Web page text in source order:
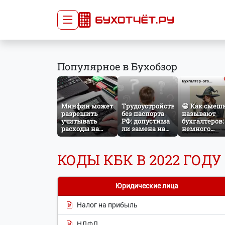
Главная
Сдать отчёт
Тарифы
Оплата
Популярное в Бухобзор
Минфин может
разрешить
учитывать
расходы на
защиту от
на прибыль
Трудоустройство
без паспорта
РФ: допустима
ли замена на
загранпаспорт?
😁 Как
называют
бухгалтеров:
немного
КОДЫ КБК В 2022 ГОДУ
Юридические лица
Налог на прибыль